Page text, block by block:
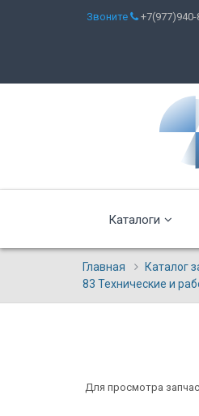
Звоните +7(977)940-
Каталоги
Главная Каталог
83 Технические и
Для просмотра